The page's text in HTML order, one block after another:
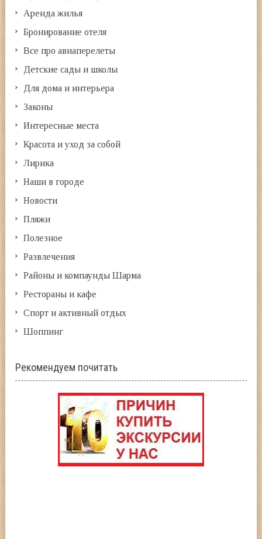
Аренда жилья
Бронирование отеля
Все про авиаперелеты
Детские сады и школы
Для дома и интерьера
Законы
Интересные места
Красота и уход за собой
Лирика
Наши в городе
Новости
Пляжи
Полезное
Развлечения
Районы и компаунды Шарма
Рестораны и кафе
Спорт и активный отдых
Шоппинг
Рекомендуем почитать